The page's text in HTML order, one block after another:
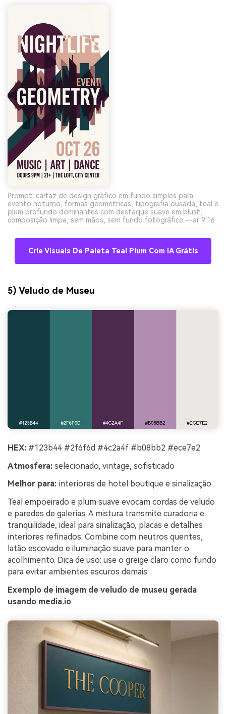
Prompt: cartaz de design gráfico em fundo simples para
evento noturno, formas geométricas, tipografia ousada, teal e
plum profundo dominantes com destaque suave em blush,
composição limpa, sem mãos, sem fundo fotográfico --ar 9:16
Crie Visuais De Paleta Teal Plum Com IA Grátis
5) Veludo de Museu
HEX: #123b44 #2f6f6d #4c2a4f #b08bb2 #ece7e2
Atmosfera: selecionado, vintage, sofisticado
Melhor para: interiores de hotel boutique e sinalização
Teal empoeirado e plum suave evocam cordas de veludo
e paredes de galerias. A mistura transmite curadoria e
tranquilidade, ideal para sinalização, placas e detalhes
interiores refinados. Combine com neutros quentes,
latão escovado e iluminação suave para manter o
acolhimento. Dica de uso: use o greige claro como fundo
para evitar ambientes escuros demais.
Exemplo de imagem de veludo de museu gerada
usando media.io